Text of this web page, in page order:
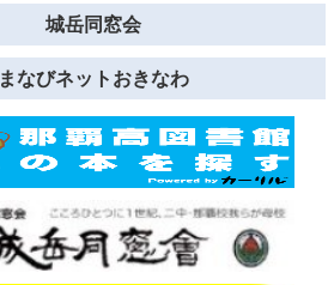
城岳同窓会
まなびネットおきなわ